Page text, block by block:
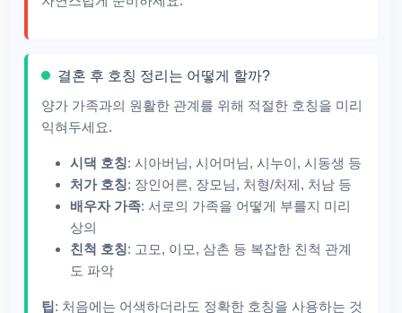
결혼 후 호칭 정리는 어떻게 할까?
양가 가족과의 원활한 관계를 위해 적절한 호칭을 미리
익혀두세요.
시댁 호칭: 시아버님, 시어머님, 시누이, 시동생 등
처가 호칭: 장인어른, 장모님, 처형/처제, 처남 등
배우자 가족: 서로의 가족을 어떻게 부를지 미리
상의
친척 호칭: 고모, 이모, 삼촌 등 복잡한 친척 관계
도 파악
팁 : 처음에는 어색하더라도 정확한 호칭을 사용하는 것